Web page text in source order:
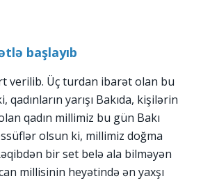
başlayıb
verilib. Üç turdan ibarət olan bu
yarışı Bakıda, kişilərin
qadın millimiz bu gün Bakı
olsun ki, millimiz doğma
bir set belə ala bilməyən
millisinin heyətində ən yaxşı